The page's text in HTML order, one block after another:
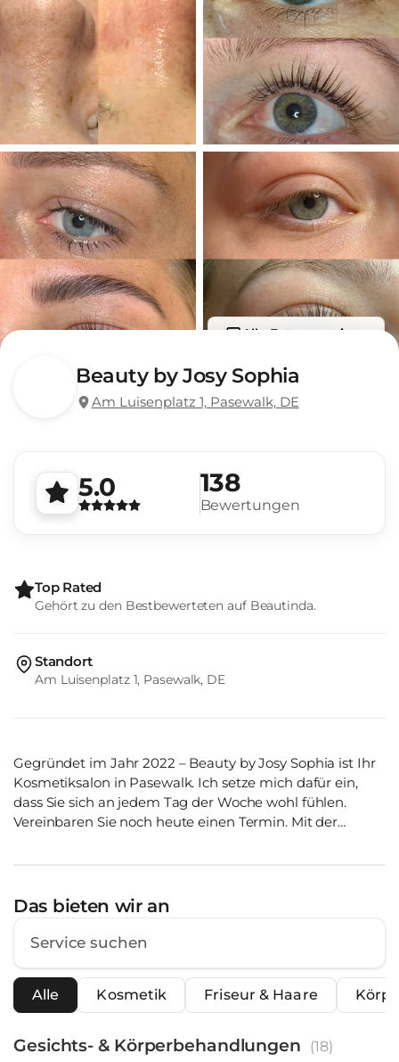
Alle Fotos anzeigen
Beauty by Josy Sophia
Am Luisenplatz 1, Pasewalk, DE
5.0 138
Bewertungen
Top Rated
Gehört zu den Bestbewerteten auf Beautinda.
Standort
Am Luisenplatz 1, Pasewalk, DE
Gegründet im Jahr 2022 – Beauty by Josy Sophia ist Ihr
Kosmetiksalon in Pasewalk. Ich setze mich dafür ein,
dass Sie sich an jedem Tag der Woche wohl fühlen.
Vereinbaren Sie noch heute einen Termin. Mit der
Das bieten wir an
Alle Kosmetik Friseur & Haare
Gesichts- & Körperbehandlungen (18)